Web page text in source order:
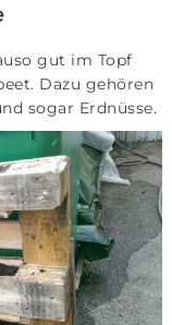
gut im Topf
Dazu gehören
sogar Erdnüsse.